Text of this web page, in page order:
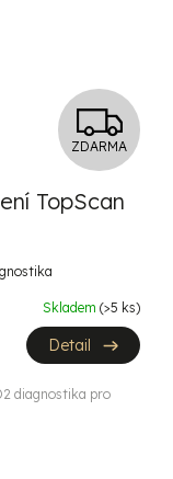
Z
D
A
M
A
ZDARMA
TopScan
Skladem (>5 ks)
Detail
diagnostika pro